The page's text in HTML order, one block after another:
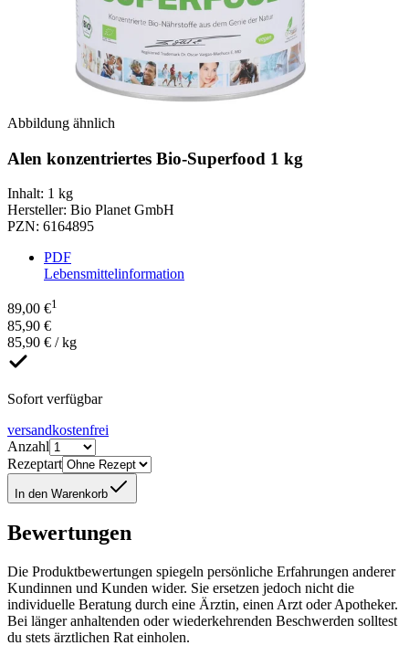
Abbildung ähnlich
Alen konzentriertes Bio-Superfood 1 kg
Inhalt: 1 kg
Hersteller: Bio Planet GmbH
PZN: 6164895
PDF
Lebensmittelinformation
89,00 €1
85,90 €
85,90 € / kg
Sofort verfügbar
versandkostenfrei
Anzahl
Rezeptart
In den Warenkorb
Bewertungen
Die Produktbewertungen spiegeln persönliche Erfahrungen anderer
Kundinnen und Kunden wider. Sie ersetzen jedoch nicht die
individuelle Beratung durch eine Ärztin, einen Arzt oder Apotheker.
Bei länger anhaltenden oder wiederkehrenden Beschwerden solltest
du stets ärztlichen Rat einholen.